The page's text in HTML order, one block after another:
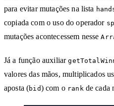
para evitar mutações na lista
copiada com o uso do operador
mutações acontecessem nesse
Já a função auxiliar
valores das mãos, multiplicados
aposta (bid) com o rank de cada